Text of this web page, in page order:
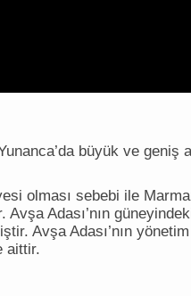
büyük ve geniş
olması sebebi ile
Adası’nın
Avşa Adası’nın
aittir.